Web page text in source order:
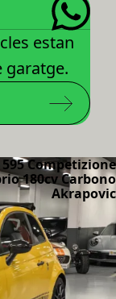
estan
garatge.
Competizione
180cv Carbono
Akrapovic